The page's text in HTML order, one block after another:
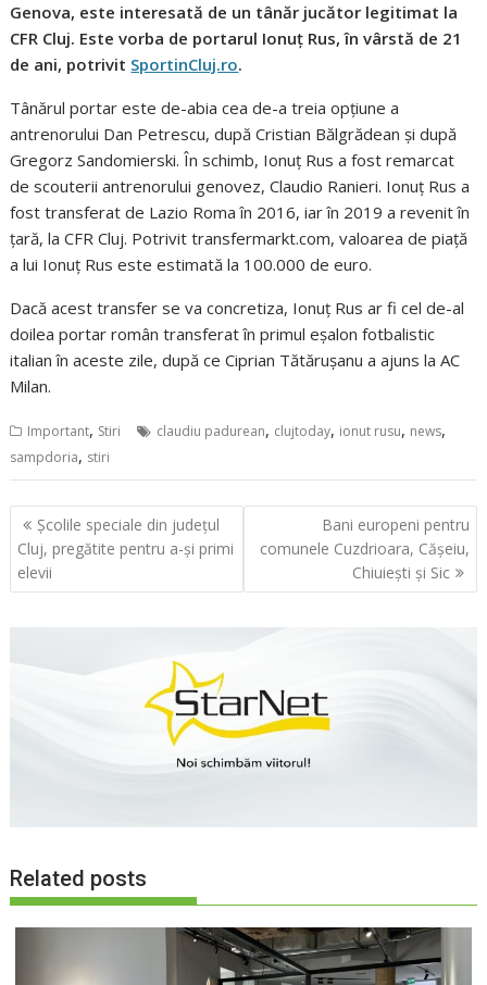
Genova, este interesată de un tânăr jucător legitimat la
CFR Cluj. Este vorba de portarul Ionuț Rus, în vârstă de 21
de ani, potrivit SportinCluj.ro.
Tânărul portar este de-abia cea de-a treia opțiune a
antrenorului Dan Petrescu, după Cristian Bălgrădean și după
Gregorz Sandomierski. În schimb, Ionuț Rus a fost remarcat
de scouterii antrenorului genovez, Claudio Ranieri. Ionuț Rus a
fost transferat de Lazio Roma în 2016, iar în 2019 a revenit în
țară, la CFR Cluj. Potrivit transfermarkt.com, valoarea de piață
a lui Ionuț Rus este estimată la 100.000 de euro.
Dacă acest transfer se va concretiza, Ionuț Rus ar fi cel de-al
doilea portar român transferat în primul eșalon fotbalistic
italian în aceste zile, după ce Ciprian Tătărușanu a ajuns la AC
Milan.
Important, Stiri claudiu padurean, clujtoday, ionut rusu, news,
sampdoria, stiri
Navigare
în
articole
Școlile speciale din județul
Cluj, pregătite pentru a-și primi
elevii
Bani europeni pentru
comunele Cuzdrioara, Cășeiu,
Chiuiești și Sic
Related posts